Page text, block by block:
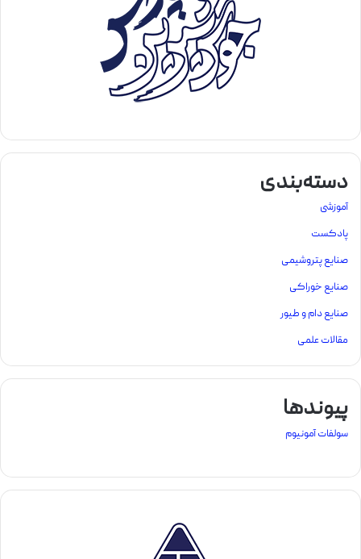
دسته‌بندی
آموزشی
پادکست
صنایع پتروشیمی
صنایع خوراکی
صنایع دام و طیور
مقالات علمی
پیوندها
سولفات آمونیوم